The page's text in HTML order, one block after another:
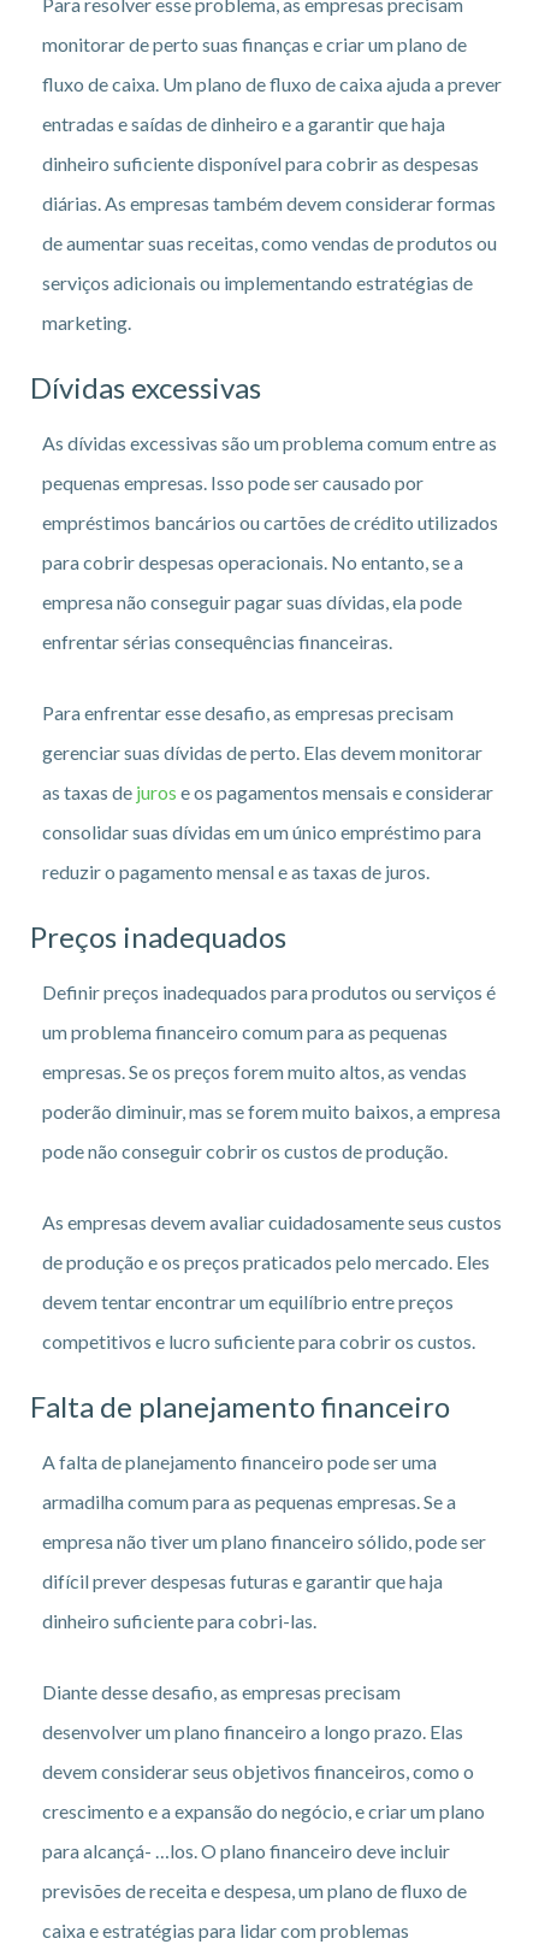
monitorar de perto suas finanças e criar um plano de
fluxo de caixa. Um plano de fluxo de caixa ajuda a prever
entradas e saídas de dinheiro e a garantir que haja
dinheiro suficiente disponível para cobrir as despesas
diárias. As empresas também devem considerar formas
de aumentar suas receitas, como vendas de produtos ou
serviços adicionais ou implementando estratégias de
marketing.
Dívidas excessivas
As dívidas excessivas são um problema comum entre as
pequenas empresas. Isso pode ser causado por
empréstimos bancários ou cartões de crédito utilizados
para cobrir despesas operacionais. No entanto, se a
empresa não conseguir pagar suas dívidas, ela pode
enfrentar sérias consequências financeiras.
Para enfrentar esse desafio, as empresas precisam
gerenciar suas dívidas de perto. Elas devem monitorar
as taxas de juros e os pagamentos mensais e considerar
consolidar suas dívidas em um único empréstimo para
reduzir o pagamento mensal e as taxas de juros.
Preços inadequados
Definir preços inadequados para produtos ou serviços é
um problema financeiro comum para as pequenas
empresas. Se os preços forem muito altos, as vendas
poderão diminuir, mas se forem muito baixos, a empresa
pode não conseguir cobrir os custos de produção.
As empresas devem avaliar cuidadosamente seus custos
de produção e os preços praticados pelo mercado. Eles
devem tentar encontrar um equilíbrio entre preços
competitivos e lucro suficiente para cobrir os custos.
Falta de planejamento financeiro
A falta de planejamento financeiro pode ser uma
armadilha comum para as pequenas empresas. Se a
empresa não tiver um plano financeiro sólido, pode ser
difícil prever despesas futuras e garantir que haja
dinheiro suficiente para cobri-las.
Diante desse desafio, as empresas precisam
desenvolver um plano financeiro a longo prazo. Elas
devem considerar seus objetivos financeiros, como o
crescimento e a expansão do negócio, e criar um plano
para alcançá- …los. O plano financeiro deve incluir
previsões de receita e despesa, um plano de fluxo de
caixa e estratégias para lidar com problemas